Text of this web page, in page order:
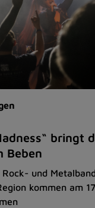
bringt
Beben
und
kommen am